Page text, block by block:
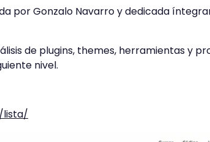
por Gonzalo Navarro y dedicada
de plugins, themes, herramientas y
nivel.
lista/